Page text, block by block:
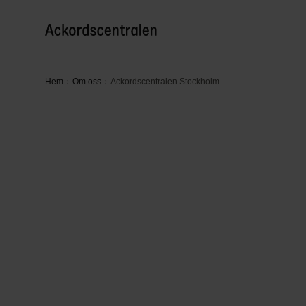
Hem Om oss Ackordscentralen Stockholm